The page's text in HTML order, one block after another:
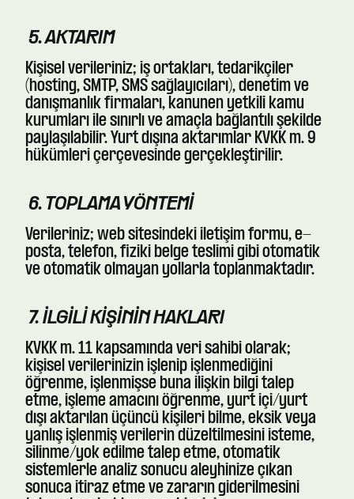
5. AKTARIM
Kişisel verileriniz; iş ortakları, tedarikçiler
(hosting, SMTP, SMS sağlayıcıları), denetim ve
danışmanlık firmaları, kanunen yetkili kamu
kurumları ile sınırlı ve amaçla bağlantılı şekilde
paylaşılabilir. Yurt dışına aktarımlar KVKK m. 9
hükümleri çerçevesinde gerçekleştirilir.
6. TOPLAMA YÖNTEMI
Verileriniz; web sitesindeki iletişim formu, e-
posta, telefon, fiziki belge teslimi gibi otomatik
ve otomatik olmayan yollarla toplanmaktadır.
7. İLGILI KIŞININ HAKLARI
KVKK m. 11 kapsamında veri sahibi olarak;
kişisel verilerinizin işlenip işlenmediğini
öğrenme, işlenmişse buna ilişkin bilgi talep
etme, işleme amacını öğrenme, yurt içi/yurt
dışı aktarılan üçüncü kişileri bilme, eksik veya
yanlış işlenmiş verilerin düzeltilmesini isteme,
silinme/yok edilme talep etme, otomatik
sistemlerle analiz sonucu aleyhinize çıkan
sonuca itiraz etme ve zararın giderilmesini